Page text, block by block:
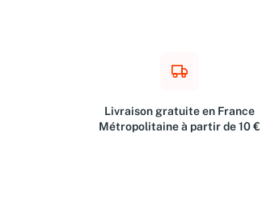
Livraison gratuite en France
Métropolitaine à partir de 10 €